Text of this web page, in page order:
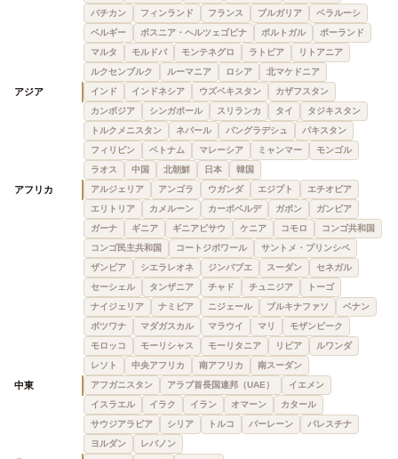
バチカン
フィンランド フランス ブルガリア
ベラルーシ
ベルギー
ボスニア・ヘルツェゴビナ ポルトガル
ポーランド
マルタ
モルドバ モンテネグロ ラトビア
リトアニア
ルクセンブルク
ルーマニア ロシア 北マケドニア
アジア インド インドネシア ウズベキスタン
カザフスタン
カンボジア
シンガポール スリランカ タイ
タジキスタン
トルクメニスタン
ネパール バングラデシュ
パキスタン
フィリピン
ベトナム マレーシア ミャンマー
モンゴル
ラオス
中国 北朝鮮 日本 韓国
アフリカ アルジェリア アンゴラ ウガンダ エジプト
エチオピア
エリトリア
カメルーン カーボベルデ ガボン
ガンビア
ガーナ
ギニア ギニアビサウ ケニア コモロ
コンゴ共和国
コンゴ民主共和国
コートジボワール
サントメ・プリンシペ
ザンビア
シエラレオネ ジンバブエ スーダン
セネガル
セーシェル
タンザニア チャド チュニジア
トーゴ
ナイジェリア
ナミビア ニジェール ブルキナファソ
ベナン
ボツワナ
マダガスカル マラウイ マリ
モザンビーク
モロッコ
モーリシャス モーリタニア リビア
ルワンダ
レソト
中央アフリカ 南アフリカ 南スーダン
中東 アフガニスタン アラブ首長国連邦（UAE）
イエメン
イスラエル
イラク イラン オマーン
カタール
サウジアラビア
シリア トルコ バーレーン
パレスチナ
ヨルダン
レバノン